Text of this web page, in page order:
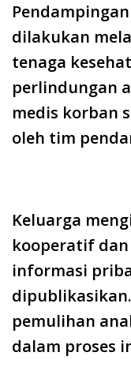
dilakukan
tenaga
perlindungan
medis korban
oleh tim
Keluarga
kooperatif
informasi
pemulihan
dalam proses